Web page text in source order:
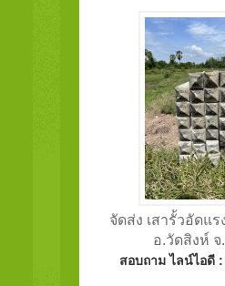
จัดส่ง เสารั้วอัดแ
อ.วัดสิงห์
สอบถาม ไลน์ไอดี :